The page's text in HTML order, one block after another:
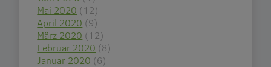
Mai 2020 (12)
April 2020 (9)
März 2020 (12)
Februar 2020 (8)
Januar 2020 (6)